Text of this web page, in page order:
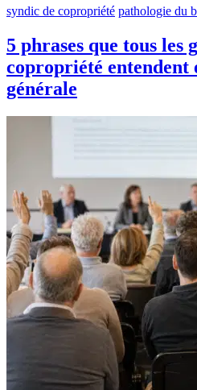
syndic de copropriété pathologie du
5 phrases que tous les
copropriété entendent
générale